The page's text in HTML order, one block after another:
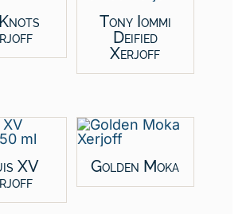
Tony Iommi
Deified
Xerjoff
XV
Golden Moka